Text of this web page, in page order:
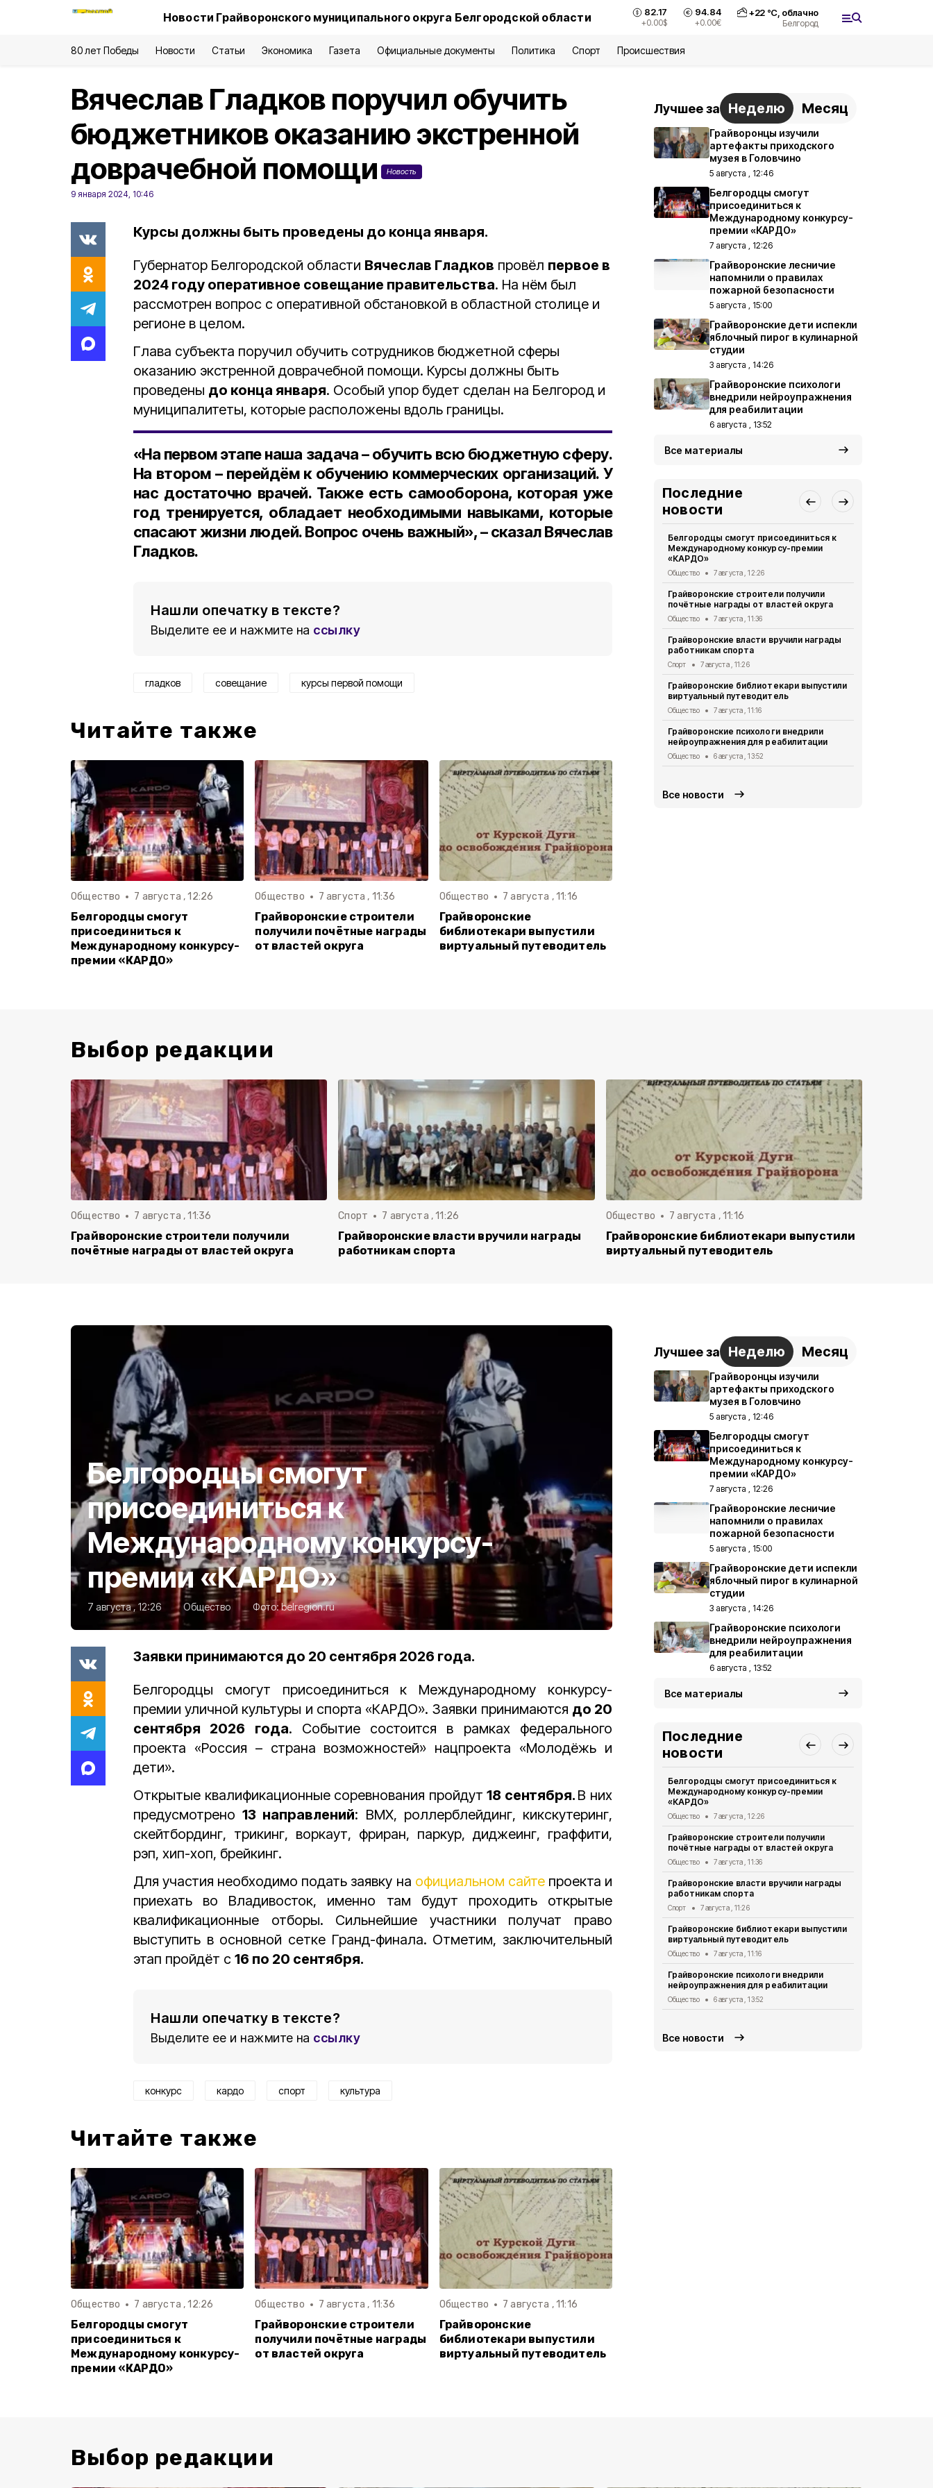
Новости Грайворонского муниципального округа Белгородской области 82.17
+0.00$
94.84
+0.00€
+22°С, облачно
Белгород
80 лет Победы Новости Статьи Экономика Газета Официальные документы Политика Спорт Происшествия
Вячеслав Гладков поручил обучить
бюджетников оказанию экстренной
доврачебной помощи
Новость
9 января 2024, 10:46
Курсы должны быть проведены до конца января.
Губернатор Белгородской области Вячеслав Гладков провёл первое в
2024 году оперативное совещание правительства. На нём был
рассмотрен вопрос с оперативной обстановкой в областной столице и
регионе в целом.
Глава субъекта поручил обучить сотрудников бюджетной сферы
оказанию экстренной доврачебной помощи. Курсы должны быть
проведены до конца января. Особый упор будет сделан на Белгород и
муниципалитеты, которые расположены вдоль границы.
«На первом этапе наша задача – обучить всю бюджетную сферу.
На втором – перейдём к обучению коммерческих организаций. У
нас достаточно врачей. Также есть самооборона, которая уже
год тренируется, обладает необходимыми навыками, которые
спасают жизни людей. Вопрос очень важный», – сказал Вячеслав
Гладков.
Нашли опечатку в тексте?
Выделите ее и нажмите на ссылку
гладков совещание курсы первой помощи
Читайте также
Общество 7 августа , 12:26
Белгородцы смогут
присоединиться к
Международному конкурсу-
премии «КАРДО»
Общество 7 августа , 11:36
Грайворонские строители
получили почётные награды
от властей округа
Общество 7 августа , 11:16
Грайворонские
библиотекари выпустили
виртуальный путеводитель
Лучшее за Неделю Месяц
Грайворонцы изучили
артефакты приходского
музея в Головчино
5 августа , 12:46
Белгородцы смогут
присоединиться к
Международному конкурсу-
премии «КАРДО»
7 августа , 12:26
Грайворонские лесничие
напомнили о правилах
пожарной безопасности
5 августа , 15:00
Грайворонские дети испекли
яблочный пирог в кулинарной
студии
3 августа , 14:26
Грайворонские психологи
внедрили нейроупражнения
для реабилитации
6 августа , 13:52
Все материалы
Последние
новости
Белгородцы смогут присоединиться к
Международному конкурсу-премии
«КАРДО»
Общество 7 августа , 12:26
Грайворонские строители получили
почётные награды от властей округа
Общество 7 августа , 11:36
Грайворонские власти вручили награды
работникам спорта
Спорт 7 августа , 11:26
Грайворонские библиотекари выпустили
виртуальный путеводитель
Общество 7 августа , 11:16
Грайворонские психологи внедрили
нейроупражнения для реабилитации
Общество 6 августа , 13:52
Все новости
Выбор редакции
Общество 7 августа , 11:36
Грайворонские строители получили
почётные награды от властей округа
Спорт 7 августа , 11:26
Грайворонские власти вручили награды
работникам спорта
Общество 7 августа , 11:16
Грайворонские библиотекари выпустили
виртуальный путеводитель
Белгородцы смогут
присоединиться к
Международному конкурсу-
премии «КАРДО»
7 августа , 12:26 Общество Фото:belregion.ru
Заявки принимаются до 20 сентября 2026 года.
Белгородцы смогут присоединиться к Международному конкурсу-
премииуличной культуры и спорта «КАРДО». Заявки принимаются до 20
сентября 2026 года. Событие состоится в рамках федерального
проекта «Россия – страна возможностей» нацпроекта «Молодёжь и
дети».
Открытые квалификационные соревнования пройдут 18 сентября. В них
предусмотрено13 направлений: BMX, роллерблейдинг, кикскутеринг,
скейтбординг, трикинг, воркаут, фриран, паркур, диджеинг, граффити,
рэп, хип-хоп, брейкинг.
Для участия необходимо подать заявку на официальном сайтепроекта и
приехать во Владивосток, именно там будут проходить открытые
квалификационные отборы. Сильнейшие участники получат право
выступить в основной сетке Гранд-финала. Отметим, заключительный
этап пройдёт с 16 по 20 сентября.
Нашли опечатку в тексте?
Выделите ее и нажмите на ссылку
конкурс кардо спорт культура
Читайте также
Общество 7 августа , 12:26
Белгородцы смогут
присоединиться к
Международному конкурсу-
премии «КАРДО»
Общество 7 августа , 11:36
Грайворонские строители
получили почётные награды
от властей округа
Общество 7 августа , 11:16
Грайворонские
библиотекари выпустили
виртуальный путеводитель
Лучшее за Неделю Месяц
Грайворонцы изучили
артефакты приходского
музея в Головчино
5 августа , 12:46
Белгородцы смогут
присоединиться к
Международному конкурсу-
премии «КАРДО»
7 августа , 12:26
Грайворонские лесничие
напомнили о правилах
пожарной безопасности
5 августа , 15:00
Грайворонские дети испекли
яблочный пирог в кулинарной
студии
3 августа , 14:26
Грайворонские психологи
внедрили нейроупражнения
для реабилитации
6 августа , 13:52
Все материалы
Последние
новости
Белгородцы смогут присоединиться к
Международному конкурсу-премии
«КАРДО»
Общество 7 августа , 12:26
Грайворонские строители получили
почётные награды от властей округа
Общество 7 августа , 11:36
Грайворонские власти вручили награды
работникам спорта
Спорт 7 августа , 11:26
Грайворонские библиотекари выпустили
виртуальный путеводитель
Общество 7 августа , 11:16
Грайворонские психологи внедрили
нейроупражнения для реабилитации
Общество 6 августа , 13:52
Все новости
Выбор редакции